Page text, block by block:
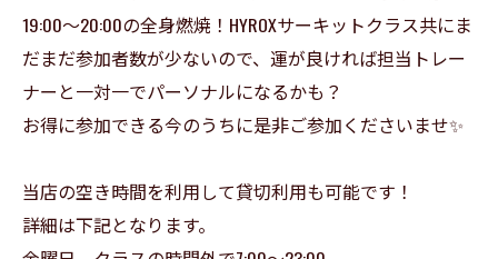
19:00〜20:00の全身燃焼！HYROXサーキットクラス共にま
だまだ参加者数が少ないので、運が良ければ担当トレー
ナーと一対一でパーソナルになるかも？
お得に参加できる今のうちに是非ご参加くださいませ✨
当店の空き時間を利用して貸切利用も可能です！
詳細は下記となります。